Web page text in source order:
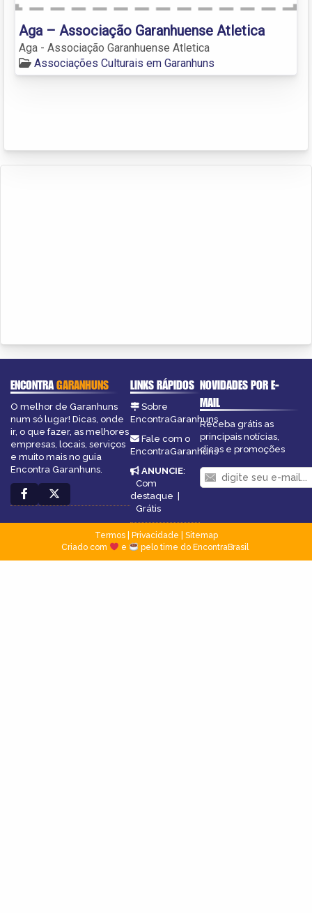
Aga – Associação Garanhuense Atletica
Aga - Associação Garanhuense Atletica
Associações Culturais em Garanhuns
ENCONTRAGARANHUNS
O melhor de Garanhuns
num só lugar! Dicas, onde
ir, o que fazer, as melhores
empresas, locais, serviços
e muito mais no guia
Encontra Garanhuns.
LINKS RÁPIDOS
Sobre
EncontraGaranhuns
Fale com o
EncontraGaranhuns
ANUNCIE:
Com
destaque |
Grátis
NOVIDADES POR E-
MAIL
Receba grátis as
principais notícias,
dicas e promoções
Termos| Privacidade
Sitemap
Criado com
e pelo time do EncontraBrasil